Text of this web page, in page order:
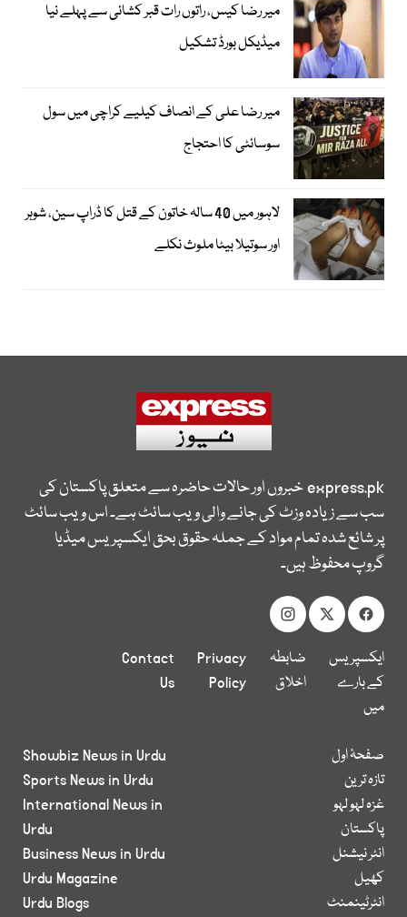
میر رضا کیس، راتوں رات قبر کشائی سے پہلے نیا
میڈیکل بورڈ تشکیل
میر رضا علی کے انصاف کیلیے کراچی میں سول
سوسائٹی کا احتجاج
لاہور میں 40 سالہ خاتون کے قتل کا ڈراپ سین، شوہر
اور سوتیلا بیٹا ملوث نکلے
express.pkخبروں اور حالات حاضرہ سے متعلق پاکستان کی
سب سے زیادہ وزٹ کی جانے والی ویب سائٹ ہے۔ اس ویب سائٹ
پر شائع شدہ تمام مواد کے جملہ حقوق بحق ایکسپریس میڈیا
گروپ محفوظ ہیں۔
ایکسپریس
کے بارے
میں
ضابطہ
اخلاق
Privacy
Policy
Contact
Us
صفحۂ اول
تازہ ترین
غزہ لہو لہو
پاکستان
انٹر نیشنل
کھیل
انٹرٹینمنٹ
Showbiz News in Urdu
Sports News in Urdu
International News in
Urdu
Business News in Urdu
Urdu Magazine
Urdu Blogs